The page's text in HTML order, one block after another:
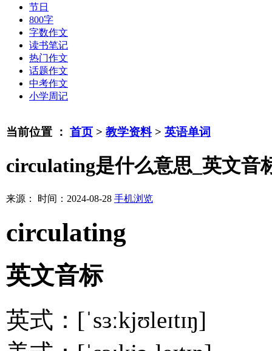
节日
800字
字数作文
读书笔记
热门作文
话题作文
中考作文
小学周记
当前位置 ： 首页 > 教学资料> 英语单词
circulating是什么意思_英文音
来源： 时间：2024-08-28 手机浏览
circulating
英文音标
英式：[ˈsɜːkjʊleɪtɪŋ]